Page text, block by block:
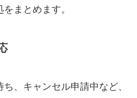
まとめます。
、キャンセル申請中など、